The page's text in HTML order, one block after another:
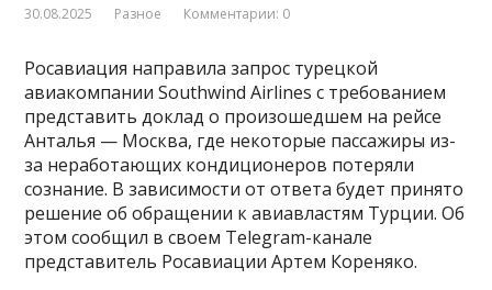
30.08.2025 Разное Комментарии: 0
Росавиация направила запрос турецкой
авиакомпании Southwind Airlines с требованием
представить доклад о произошедшем на рейсе
Анталья — Москва, где некоторые пассажиры из-
за неработающих кондиционеров потеряли
сознание. В зависимости от ответа будет принято
решение об обращении к авиавластям Турции. Об
этом сообщил в своем Telegram-канале
представитель Росавиации Артем Кореняко.